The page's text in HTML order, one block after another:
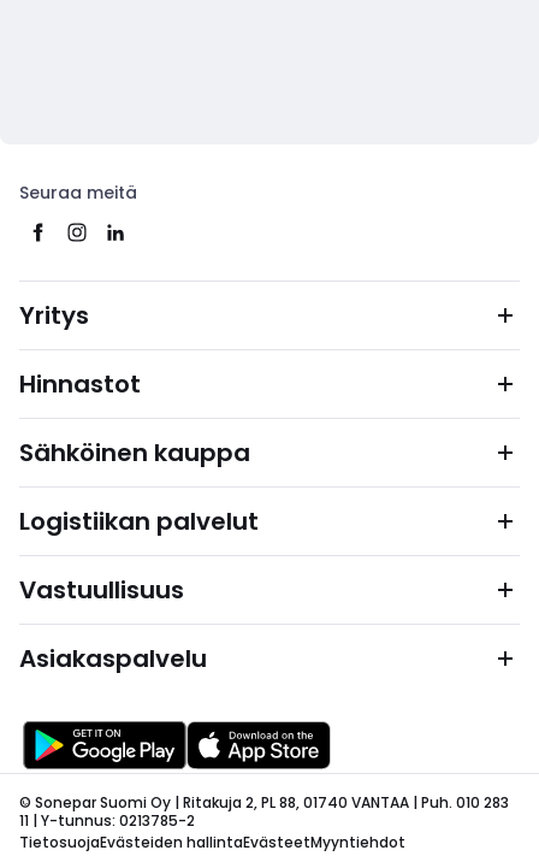
Seuraa meitä
Yritys
Hinnastot
Sähköinen kauppa
Logistiikan palvelut
Vastuullisuus
Asiakaspalvelu
© Sonepar Suomi Oy | Ritakuja 2, PL 88, 01740 VANTAA | Puh. 010 283
11 | Y-tunnus: 0213785-2
TietosuojaEvästeiden hallintaEvästeetMyyntiehdot